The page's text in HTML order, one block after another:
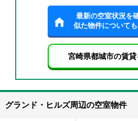
最新の空室状況を
似た物件について
宮崎県都城市の賃
グランド・ヒルズ周辺の空室物件